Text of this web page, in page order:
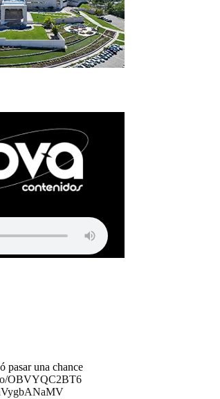
pasar una chance
OBVYQC2BT6